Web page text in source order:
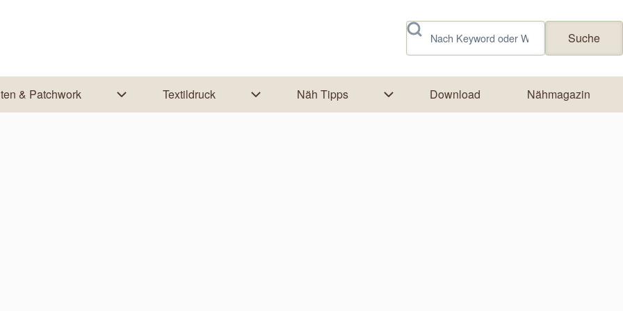
Suche
von Nähanleitungen
& Patchwork Textildruck
Unternavigation von Textildruck
Näh Tipps Download Nähmagazin